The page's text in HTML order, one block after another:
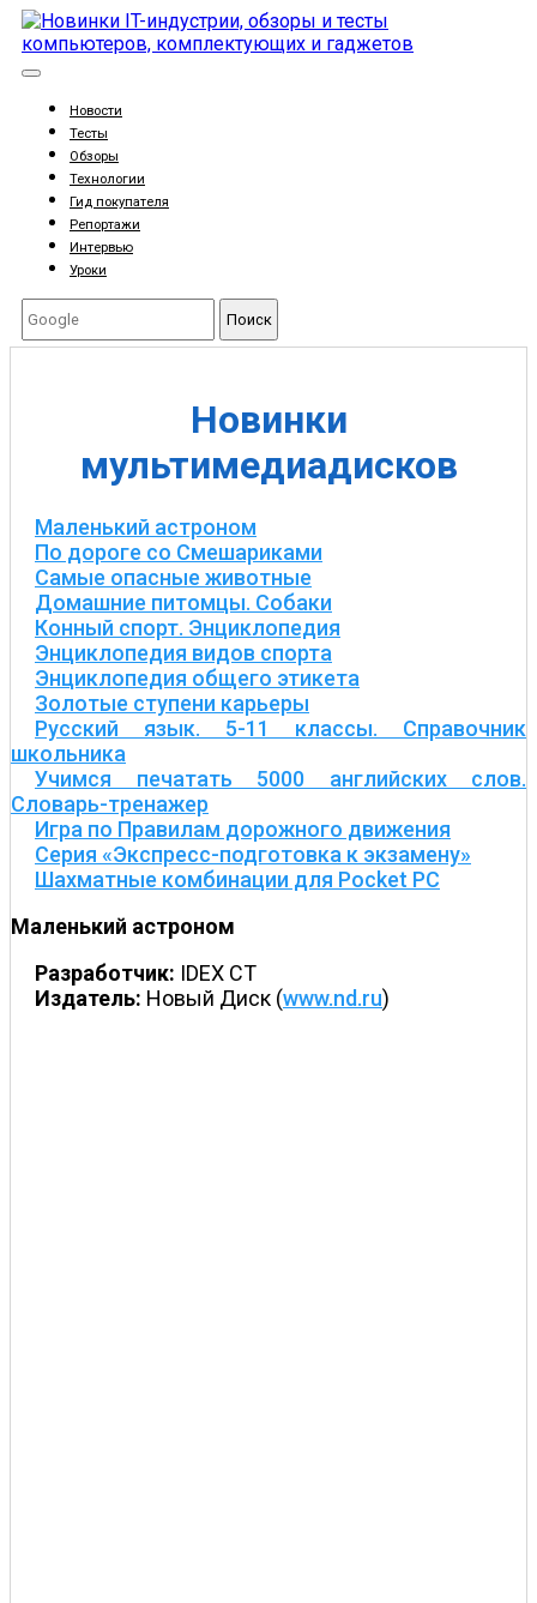
Новости
Тесты
Обзоры
Технологии
Гид покупателя
Репортажи
Интервью
Уроки
Поиск
Новинки
мультимедиадисков
Маленький астроном
По дороге со Смешариками
Самые опасные животные
Домашние питомцы. Собаки
Конный спорт. Энциклопедия
Энциклопедия видов спорта
Энциклопедия общего этикета
Золотые ступени карьеры
Русский язык. 5-11 классы. Справочник
школьника
Учимся печатать 5000 английских слов.
Словарь-тренажер
Игра по Правилам дорожного движения
Серия «Экспресс-подготовка к экзамену»
Шахматные комбинации для Pocket PC
Маленький астроном
Разработчик: IDEX CT
Издатель: Новый Диск (www.nd.ru)